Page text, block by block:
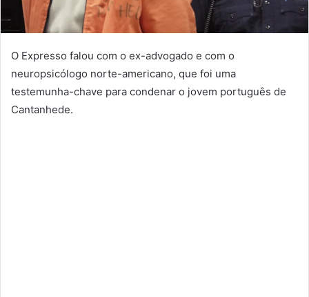
O Expresso falou com o ex-advogado e com o
neuropsicólogo norte-americano, que foi uma
testemunha-chave para condenar o jovem português de
Cantanhede.